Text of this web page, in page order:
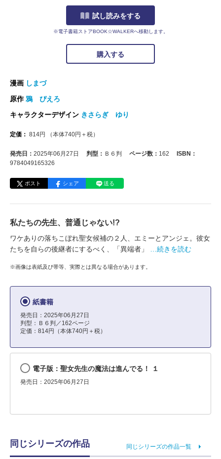
試し読みをする
※電子書籍ストアBOOK☆WALKERへ移動します。
購入する
漫画 しまづ
原作鴉 ぴえろ
キャラクターデザイン きさらぎ ゆり
定価： 814円 （本体740円＋税）
発売日： 2025年06月27日 判型： Ｂ６判 ページ数： 162
ISBN：
9784049165326
ポスト シェア 送る
私たちの先生、普通じゃない!?
ワケありの落ちこぼれ聖女候補の２人、エミーとアンジェ。彼女
たちを自らの後継者にするべく、「異端者」
…続きを読む
※画像は表紙及び帯等、実際とは異なる場合があります。
紙書籍
発売日：2025年06月27日
判型：Ｂ６判／162ページ
定価：814円（本体740円＋税）
電子版：聖女先生の魔法は進んでる！ １
発売日：2025年06月27日
同じシリーズの作品 同じシリーズの作品一覧